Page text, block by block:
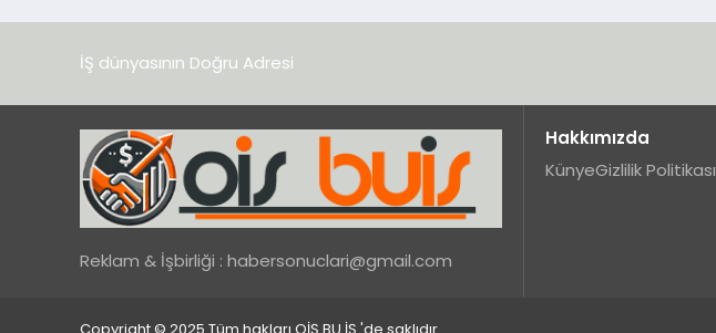
İŞ dünyasının Doğru Adresi
Reklam & İşbirliği : habersonuclari@gmail.com
Hakkımızda
KünyeGizlilik Politikası